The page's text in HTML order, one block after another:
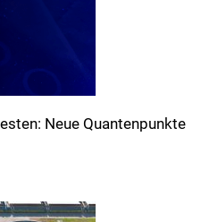
Neue Quantenpunkte